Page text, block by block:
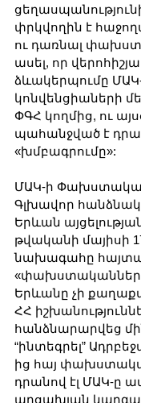
փրկվողին է
ու դառնալ
ասել, որ
ձևակերպումը
կոնվենցիաների
ՓԳՀ կողմից, ու
պահանջված է դրա
«խմբագրումը»:
ՄԱԿ-ի
Գլխավոր
Երևան
թվականի մայիսի
նախագահը
Երևանը չի
ՀՀ
հանձնարարվեց
“ինտեգրել”
ից հայ
դրանով էլ ՄԱԿ-ը
արցախյան